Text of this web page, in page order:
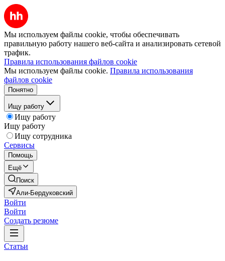
Мы используем файлы cookie, чтобы обеспечивать
правильную работу нашего веб-сайта и анализировать сетевой
трафик.
Правила использования файлов cookie
Мы используем файлы cookie. Правила использования
файлов cookie
Понятно
Ищу работу
Ищу работу
Ищу работу
Ищу сотрудника
Сервисы
Помощь
Ещё
Поиск
Али-Бердуковский
Войти
Войти
Создать резюме
Статьи